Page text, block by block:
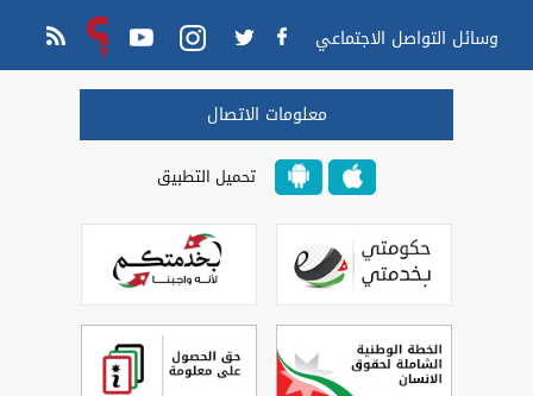
وسائل التواصل الاجتماعي
معلومات الاتصال
تحميل التطبيق